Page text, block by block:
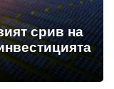
срив на